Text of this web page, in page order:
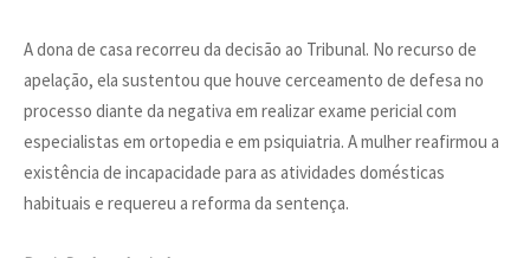
A dona de casa recorreu da decisão ao Tribunal. No recurso de
apelação, ela sustentou que houve cerceamento de defesa no
processo diante da negativa em realizar exame pericial com
especialistas em ortopedia e em psiquiatria. A mulher reafirmou a
existência de incapacidade para as atividades domésticas
habituais e requereu a reforma da sentença.